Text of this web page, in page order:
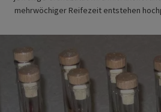
mehrwöchiger Reifezeit entstehen